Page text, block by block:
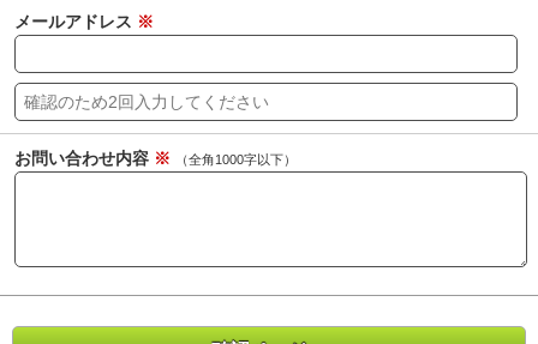
メールアドレス ※
お問い合わせ内容 ※ （全角1000字以下）